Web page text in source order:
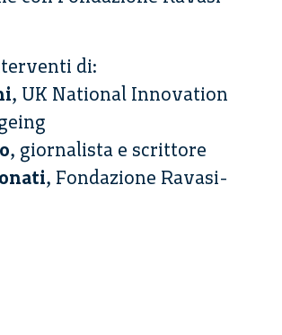
di:
, UK National Innovation
, giornalista e scrittore
, Fondazione Ravasi-